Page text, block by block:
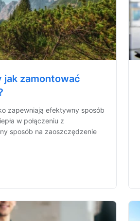
jak zamontować
zapewniają efektywny sposób
w połączeniu z
sposób na zaoszczędzenie